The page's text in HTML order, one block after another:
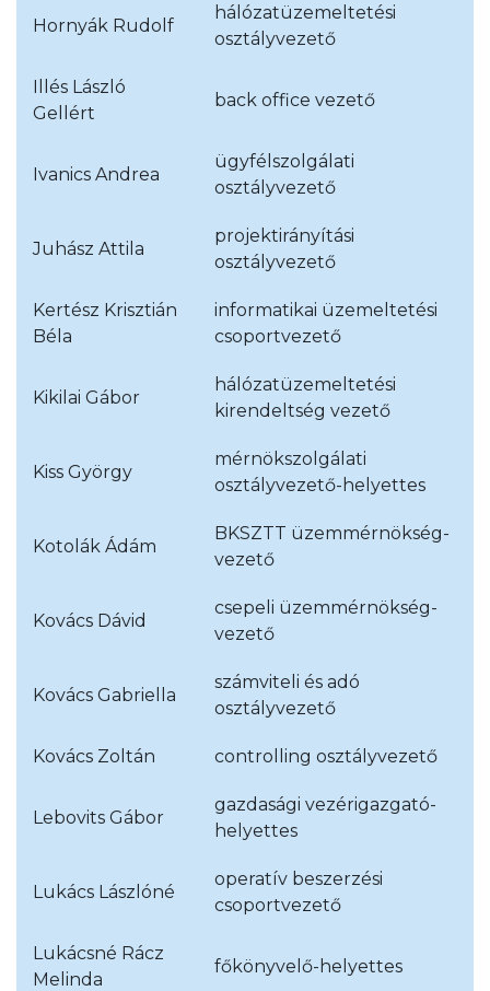
Hornyák Rudolf
hálózatüzemeltetési
osztályvezető
Illés László
Gellért
back office vezető
Ivanics Andrea
ügyfélszolgálati
osztályvezető
Juhász Attila
projektirányítási
osztályvezető
Kertész Krisztián
Béla
informatikai üzemeltetési
csoportvezető
Kikilai Gábor
hálózatüzemeltetési
kirendeltség vezető
Kiss György
mérnökszolgálati
osztályvezető-helyettes
Kotolák Ádám
BKSZTT üzemmérnökség-
vezető
Kovács Dávid
csepeli üzemmérnökség-
vezető
Kovács Gabriella
számviteli és adó
osztályvezető
Kovács Zoltán controlling osztályvezető
Lebovits Gábor
gazdasági vezérigazgató-
helyettes
Lukács Lászlóné
operatív beszerzési
csoportvezető
Lukácsné Rácz
Melinda
főkönyvelő-helyettes